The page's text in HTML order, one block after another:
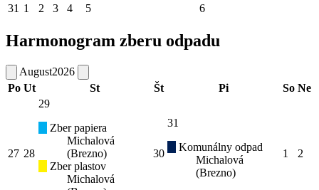
31 1 2 3 4 5 6
Harmonogram zberu odpadu
August2026
Po Ut St Št Pi So Ne
27 28
29
Zber papiera
Michalová
(Brezno)
Zber plastov
Michalová
30
31
Komunálny odpad
Michalová
(Brezno)
1 2